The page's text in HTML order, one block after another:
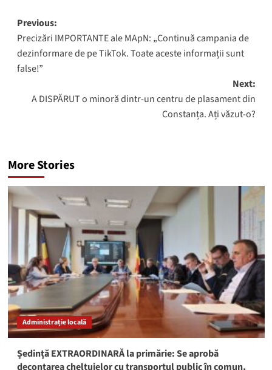
Post
navigation
Previous:
Precizări IMPORTANTE ale MApN: „Continuă campania de
dezinformare de pe TikTok. Toate aceste informații sunt
false!”
Next:
A DISPĂRUT o minoră dintr-un centru de plasament din
Constanța. Ați văzut-o?
More Stories
Administrație locală
Ședință EXTRAORDINARĂ la primărie: Se aprobă
decontarea cheltuielor cu transportul public în comun,